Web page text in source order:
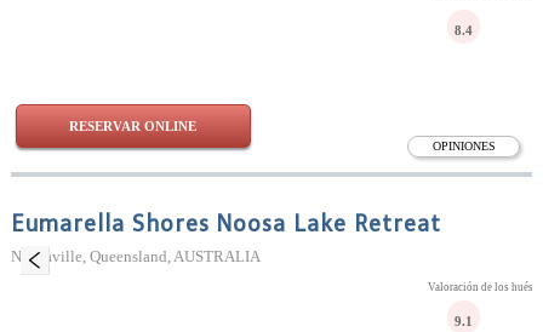
OPINIONES
8.4
RESERVAR ONLINE
Eumarella Shores Noosa Lake Retreat
Noosaville, Queensland, AUSTRALIA
Valoración de los
9.1